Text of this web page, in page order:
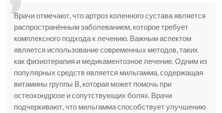
Врачи отмечают, что артроз коленного сустава является
распространённым заболеванием, которое требует
комплексного подхода к лечению. Важным аспектом
является использование современных методов, таких
как физиотерапия и медикаментозное лечение. Одним из
популярных средств является мильгамма, содержащая
витамины группы B, которая может помочь при
остеохондрозе и сопутствующих болях. Врачи
подчеркивают, что мильгамма способствует улучшению